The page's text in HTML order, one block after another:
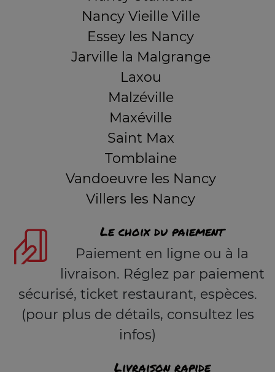
Nancy Vieille Ville
Essey les Nancy
Jarville la Malgrange
Laxou
Malzéville
Maxéville
Saint Max
Tomblaine
Vandoeuvre les Nancy
Villers les Nancy
Le choix du paiement
Paiement en ligne ou à la
livraison. Réglez par paiement
sécurisé, ticket restaurant, espèces.
(pour plus de détails, consultez les
infos)
Livraison rapide